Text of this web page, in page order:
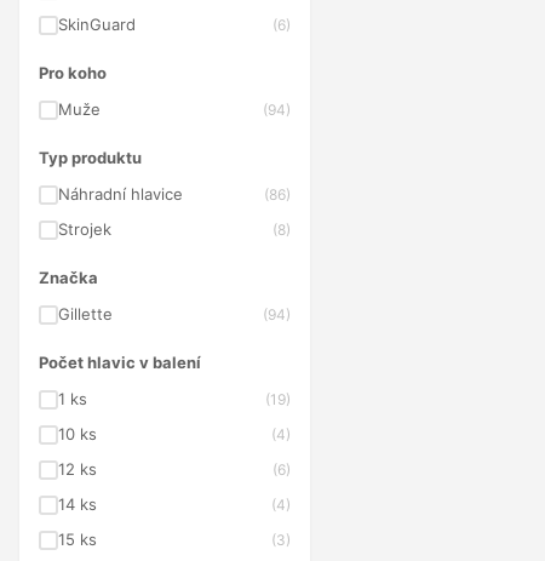
SkinGuard (6)
Pro koho
Muže
(94)
Typ produktu
Náhradní hlavice
(86)
Strojek (8)
Značka
Gillette
(94)
Počet hlavic v balení
1 ks
(19)
10 ks (4)
12 ks (6)
14 ks (4)
15 ks (3)